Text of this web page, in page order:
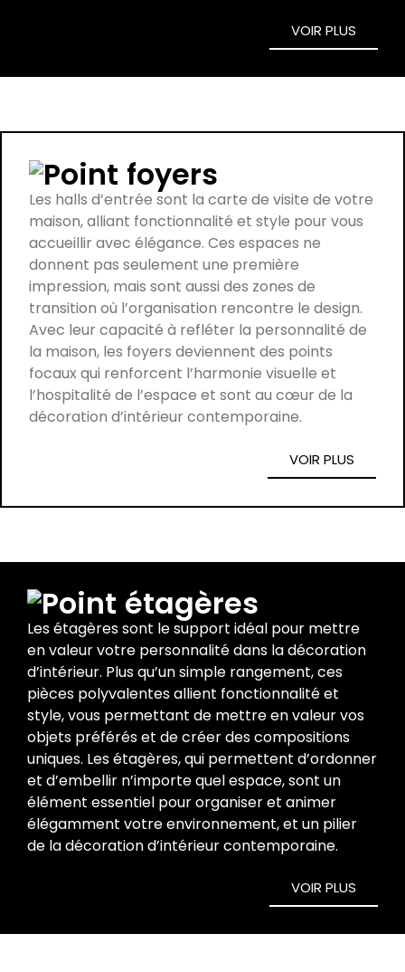
VOIR PLUS
foyers
Les halls d’entrée sont la carte de visite de votre
maison, alliant fonctionnalité et style pour vous
accueillir avec élégance. Ces espaces ne
donnent pas seulement une première
impression, mais sont aussi des zones de
transition où l’organisation rencontre le design.
Avec leur capacité à refléter la personnalité de
la maison, les foyers deviennent des points
focaux qui renforcent l’harmonie visuelle et
l’hospitalité de l’espace et sont au cœur de la
décoration d’intérieur contemporaine.
VOIR PLUS
étagères
Les étagères sont le support idéal pour mettre
en valeur votre personnalité dans la décoration
d’intérieur. Plus qu’un simple rangement, ces
pièces polyvalentes allient fonctionnalité et
style, vous permettant de mettre en valeur vos
objets préférés et de créer des compositions
uniques. Les étagères, qui permettent d’ordonner
et d’embellir n’importe quel espace, sont un
élément essentiel pour organiser et animer
élégamment votre environnement, et un pilier
de la décoration d’intérieur contemporaine.
VOIR PLUS